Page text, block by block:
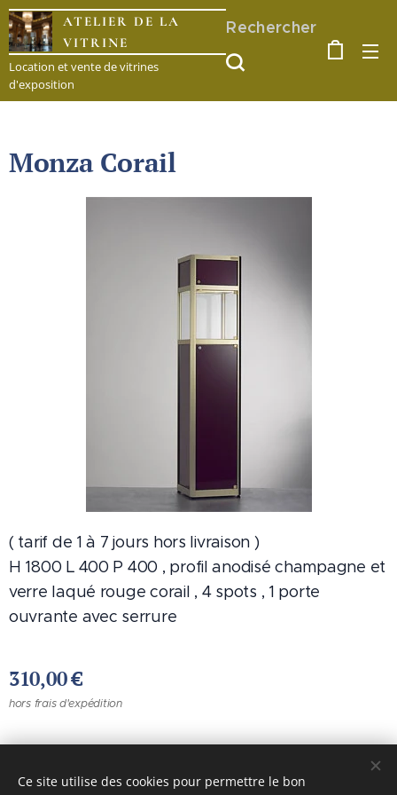
ATELIER DE LA
VITRINE
Location et vente de vitrines
d'exposition
Rechercher
Monza Corail
( tarif de 1 à 7 jours hors livraison )
H 1800 L 400 P 400 , profil anodisé champagne et
verre laqué rouge corail , 4 spots , 1 porte
ouvrante avec serrure
310,00€
hors frais d'expédition
Ce site utilise des cookies pour permettre le bon